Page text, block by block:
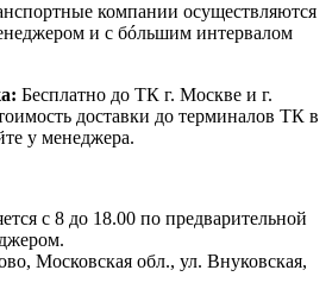
компании осуществляются
и с бóльшим интервалом
Бесплатно до ТК г. Москве и г.
доставки до терминалов ТК в
у менеджера.
с 8 до 18.00 по предварительной
Московская обл., ул. Внуковская,